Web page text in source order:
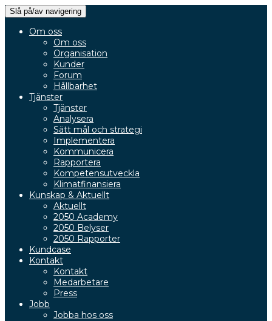
Slå på/av navigering
Om oss
Om oss
Organisation
Kunder
Forum
Hållbarhet
Tjänster
Tjänster
Analysera
Sätt mål och strategi
Implementera
Kommunicera
Rapportera
Kompetensutveckla
Klimatfinansiera
Kunskap & Aktuellt
Aktuellt
2050 Academy
2050 Belyser
2050 Rapporter
Kundcase
Kontakt
Kontakt
Medarbetare
Press
Jobb
Jobba hos oss